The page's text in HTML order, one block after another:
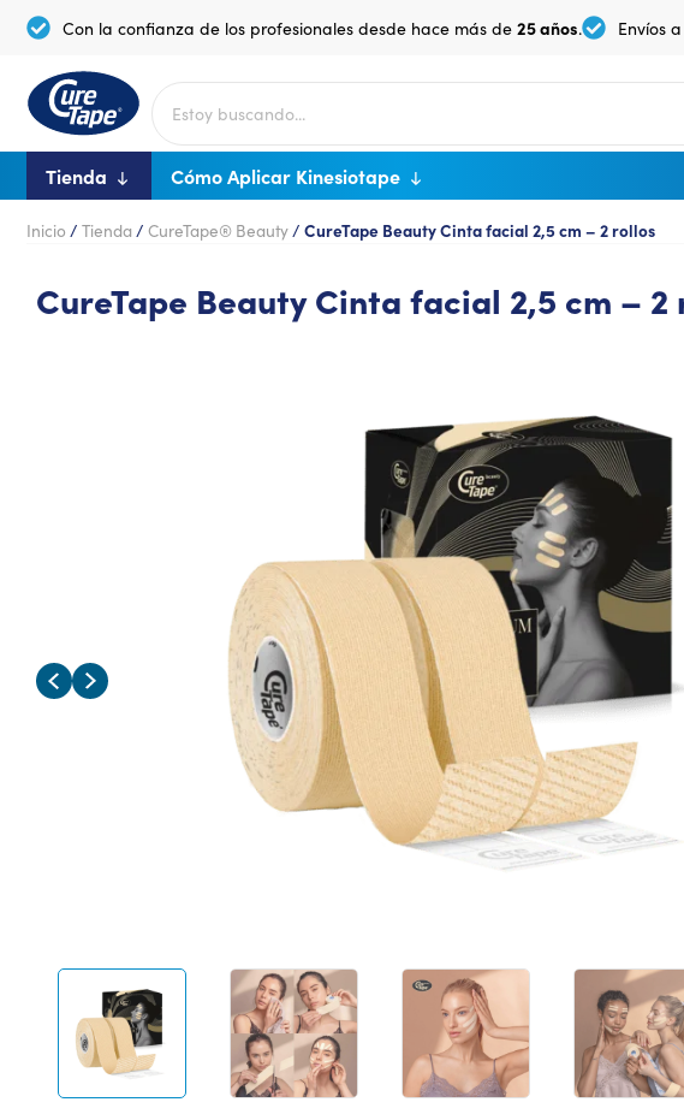
Con la confianza de los profesionales desde hace más de 25 años. Envíos a
Tienda Cómo Aplicar Kinesiotape
Inicio / Tienda / CureTape® Beauty/ CureTape Beauty Cinta facial 2,5 cm – 2 rollos
CureTape Beauty Cinta facial 2,5 cm – 2